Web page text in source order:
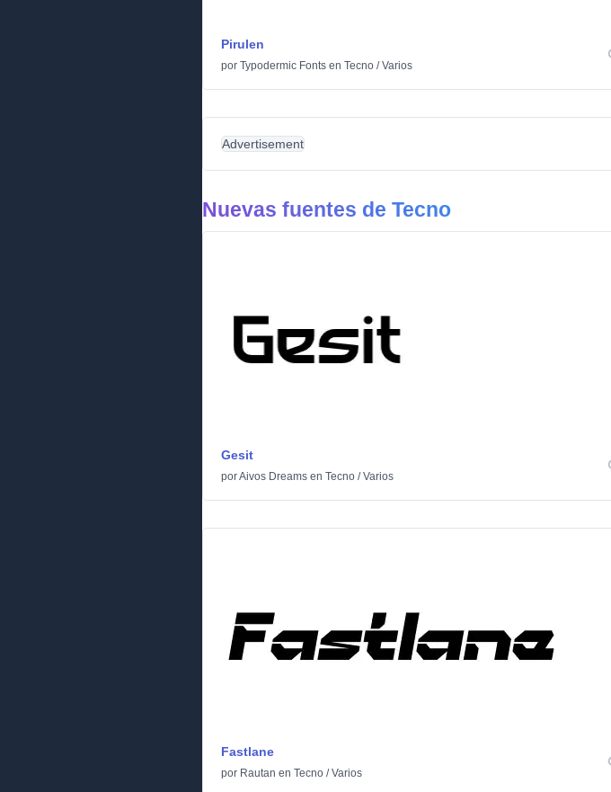
Pirulen
por Typodermic Fonts en Tecno /Varios
Advertisement
Nuevas fuentes de Tecno
Gesit
porAivos Dreams en Tecno /Varios
Fastlane
por Rautan en Tecno /Varios